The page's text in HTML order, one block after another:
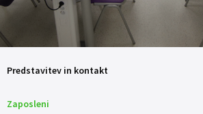
Predstavitev in kontakt
Zaposleni